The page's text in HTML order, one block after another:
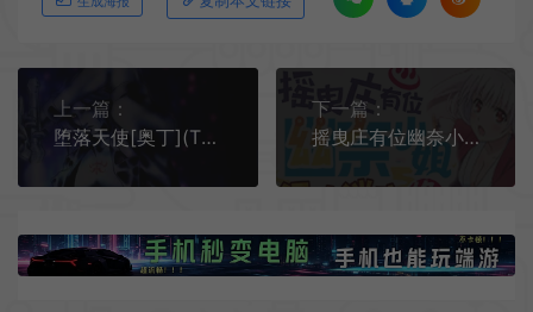
上一篇：
堕落天使[奥丁](The Fallen Angel)简中|PC|RPG|回合制角色扮演游戏
下一篇：
摇曳庄有位幽奈小姐温泉迷宫终极(Yuuna and the Haunted Hot Springs The Thrilling Steamy Maze Kiwami)简中|PC|RPG|迷宫冒险角色扮演游戏